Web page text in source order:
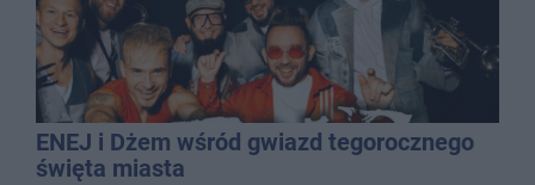
ENEJ i Dżem wśród gwiazd tegorocznego
święta miasta